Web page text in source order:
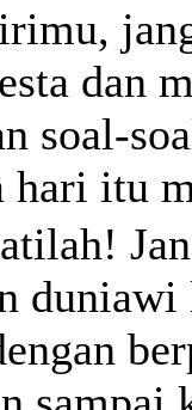
dan
soal-
hari itu